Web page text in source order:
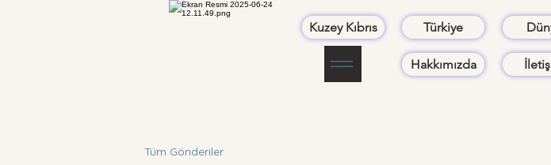
Kuzey Kıbrıs Türkiye
Hakkımızda
Tüm Gönderiler